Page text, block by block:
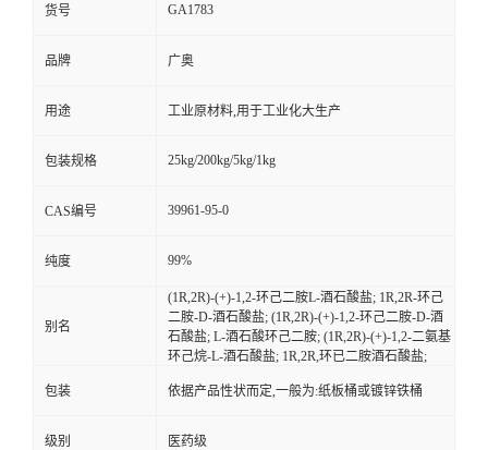
货号 GA1783
品牌 广奥
用途 工业原材料,用于工业化大生产
包装规格 25kg/200kg/5kg/1kg
CAS编号 39961-95-0
纯度 99%
别名
(1R,2R)-(+)-1,2-环己二胺L-酒石酸盐; 1R,2R-环己
二胺-D-酒石酸盐; (1R,2R)-(+)-1,2-环己二胺-D-酒
石酸盐; L-酒石酸环己二胺; (1R,2R)-(+)-1,2-二氨基
环己烷-L-酒石酸盐; 1R,2R,环已二胺酒石酸盐;
包装 依据产品性状而定,一般为:纸板桶或镀锌铁桶
级别 医药级